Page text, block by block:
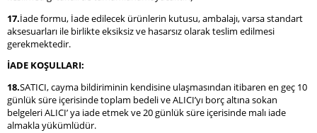
17.İade formu, İade edilecek ürünlerin kutusu, ambalajı, varsa standart
aksesuarları ile birlikte eksiksiz ve hasarsız olarak teslim edilmesi
gerekmektedir.
İADE KOŞULLARI:
18.SATICI, cayma bildiriminin kendisine ulaşmasından itibaren en geç 10
günlük süre içerisinde toplam bedeli ve ALICI’yı borç altına sokan
belgeleri ALICI’ ya iade etmek ve 20 günlük süre içerisinde malı iade
almakla yükümlüdür.